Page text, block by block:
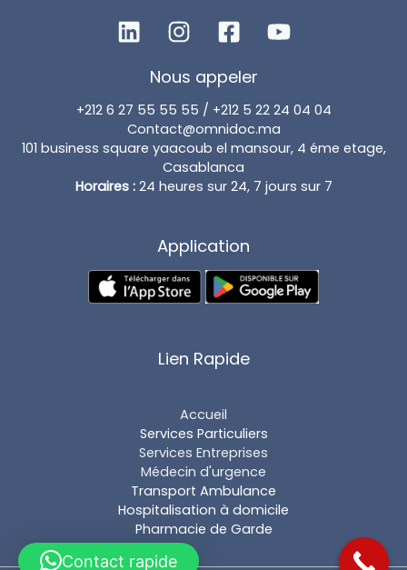
Nous appeler
+212 6 27 55 55 55 / +212 5 22 24 04 04
Contact@omnidoc.ma
101 business square yaacoub el mansour, 4 éme etage,
Casablanca
Horaires : 24 heures sur 24, 7 jours sur 7
Application
Lien Rapide
Accueil
Services Particuliers
Services Entreprises
Médecin d'urgence
Transport Ambulance
Hospitalisation à domicile
Pharmacie de Garde
Contact rapide